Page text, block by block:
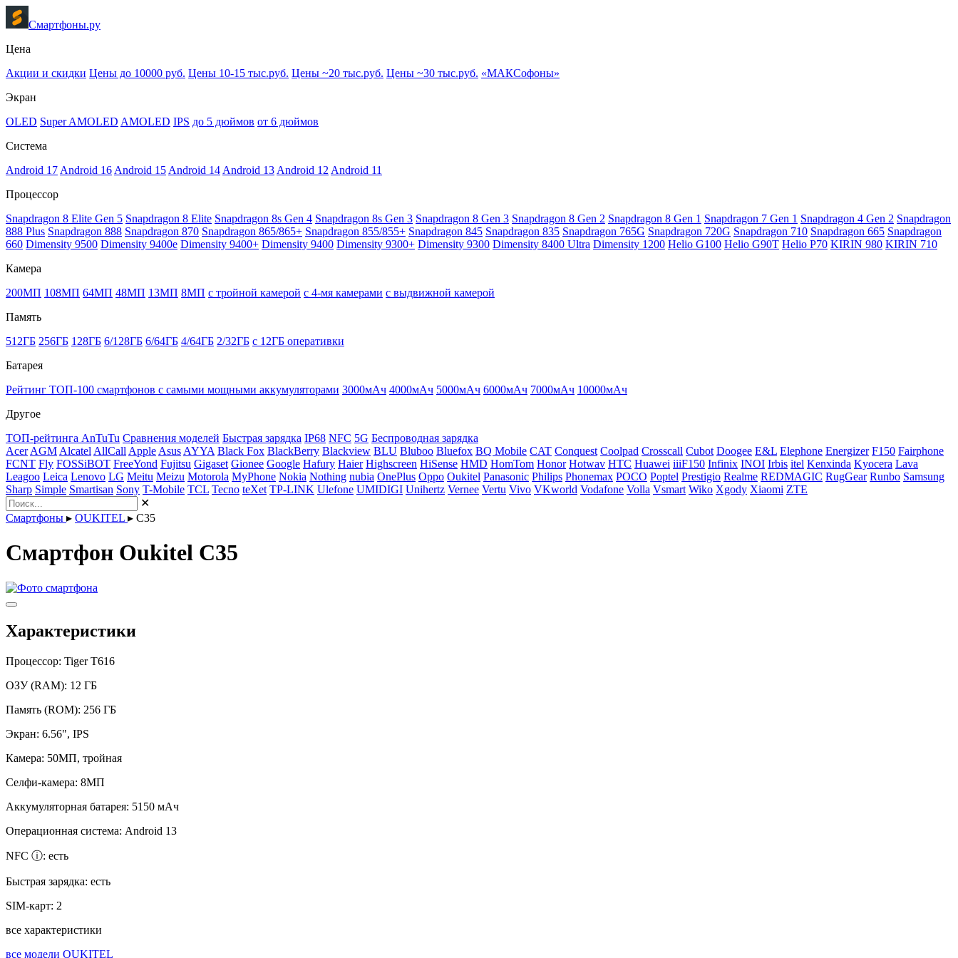
Смартфоны.ру
Цена
Акции и скидки Цены до 10000 руб. Цены 10-15 тыс.руб. Цены ~20 тыс.руб. Цены ~30 тыс.руб. «МАКСофоны»
Экран
OLED Super AMOLED AMOLED IPS до 5 дюймов от 6 дюймов
Система
Android 17 Android 16 Android 15 Android 14 Android 13 Android 12 Android 11
Процессор
Snapdragon 8 Elite Gen 5 Snapdragon 8 Elite Snapdragon 8s Gen 4 Snapdragon 8s Gen 3 Snapdragon 8 Gen 3 Snapdragon 8 Gen 2 Snapdragon 8 Gen 1 Snapdragon 7 Gen 1 Snapdragon 4 Gen 2 Snapdragon
888 Plus Snapdragon 888 Snapdragon 870 Snapdragon 865/865+ Snapdragon 855/855+ Snapdragon 845 Snapdragon 835 Snapdragon 765G Snapdragon 720G Snapdragon 710 Snapdragon 665 Snapdragon
660 Dimensity 9500 Dimensity 9400e Dimensity 9400+ Dimensity 9400 Dimensity 9300+ Dimensity 9300 Dimensity 8400 Ultra Dimensity 1200 Helio G100 Helio G90T Helio P70 KIRIN 980 KIRIN 710
Камера
200МП 108МП 64МП 48МП 13МП 8МП с тройной камерой с 4-мя камерами с выдвижной камерой
Память
512ГБ 256ГБ 128ГБ 6/128ГБ 6/64ГБ 4/64ГБ 2/32ГБ с 12ГБ оперативки
Батарея
Рейтинг ТОП-100 смартфонов с самыми мощными аккумуляторами 3000мАч 4000мАч 5000мАч 6000мАч 7000мАч 10000мАч
Другое
ТОП-рейтинга AnTuTu Сравнения моделей Быстрая зарядка IP68 NFC 5G Беспроводная зарядка
Acer AGM Alcatel AllCall Apple Asus AYYA Black Fox BlackBerry Blackview BLU Bluboo Bluefox BQ Mobile CAT Conquest Coolpad Crosscall Cubot Doogee E&L Elephone Energizer F150 Fairphone
FCNT Fly FOSSiBOT FreeYond Fujitsu Gigaset Gionee Google Hafury Haier Highscreen HiSense HMD HomTom Honor Hotwav HTC Huawei iiiF150 Infinix INOI Irbis itel Kenxinda Kyocera Lava
Leagoo Leica Lenovo LG Meitu Meizu Motorola MyPhone Nokia Nothing nubia OnePlus Oppo Oukitel Panasonic Philips Phonemax POCO Poptel Prestigio Realme REDMAGIC RugGear Runbo Samsung
Sharp Simple Smartisan Sony T-Mobile TCL Tecno teXet TP-LINK Ulefone UMIDIGI Unihertz Vernee Vertu Vivo VKworld Vodafone Volla Vsmart Wiko Xgody Xiaomi ZTE
✕
Смартфоны ▸ OUKITEL ▸ C35
Смартфон Oukitel C35
Характеристики
Процессор: Tiger T616
ОЗУ (RAM): 12 ГБ
Память (ROM): 256 ГБ
Экран: 6.56", IPS
Камера: 50МП, тройная
Селфи-камера: 8МП
Аккумуляторная батарея: 5150 мАч
Операционная система: Android 13
NFC ⓘ: есть
Быстрая зарядка: есть
SIM-карт: 2
все характеристики
все модели OUKITEL